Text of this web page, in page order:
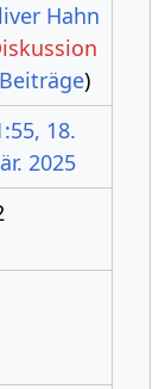
Hahn
Beiträge)
18.
2025